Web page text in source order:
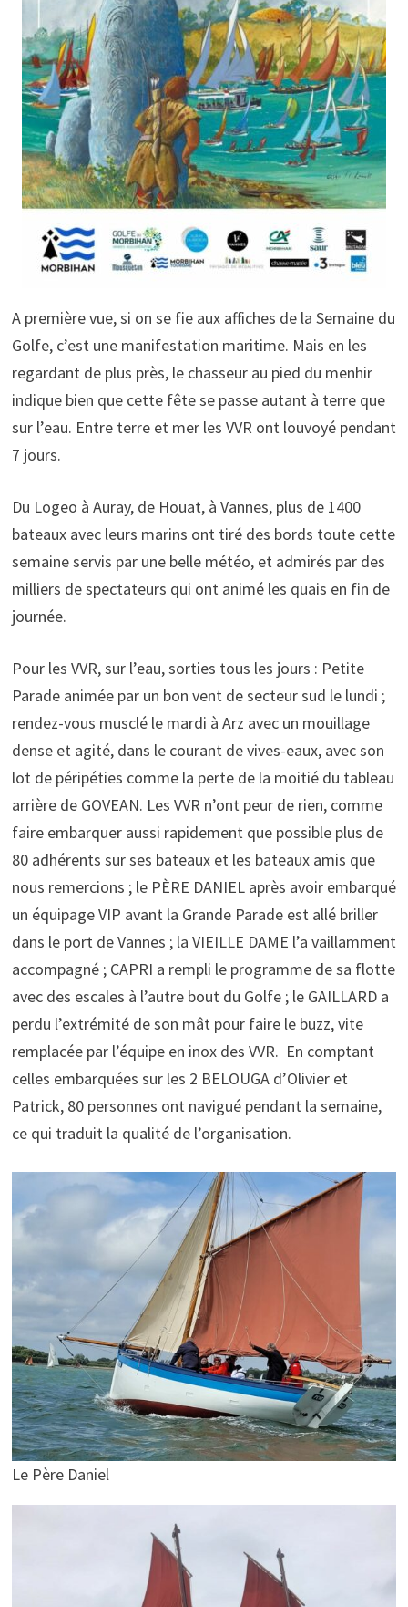
A première vue, si on se fie aux affiches de la Semaine du
Golfe, c’est une manifestation maritime. Mais en les
regardant de plus près, le chasseur au pied du menhir
indique bien que cette fête se passe autant à terre que
sur l’eau. Entre terre et mer les VVR ont louvoyé pendant
7 jours.
Du Logeo à Auray, de Houat, à Vannes, plus de 1400
bateaux avec leurs marins ont tiré des bords toute cette
semaine servis par une belle météo, et admirés par des
milliers de spectateurs qui ont animé les quais en fin de
journée.
Pour les VVR, sur l’eau, sorties tous les jours : Petite
Parade animée par un bon vent de secteur sud le lundi ;
rendez-vous musclé le mardi à Arz avec un mouillage
dense et agité, dans le courant de vives-eaux, avec son
lot de péripéties comme la perte de la moitié du tableau
arrière de GOVEAN. Les VVR n’ont peur de rien, comme
faire embarquer aussi rapidement que possible plus de
80 adhérents sur ses bateaux et les bateaux amis que
nous remercions ; le PÈRE DANIEL après avoir embarqué
un équipage VIP avant la Grande Parade est allé briller
dans le port de Vannes ; la VIEILLE DAME l’a vaillamment
accompagné ; CAPRI a rempli le programme de sa flotte
avec des escales à l’autre bout du Golfe ; le GAILLARD a
perdu l’extrémité de son mât pour faire le buzz, vite
remplacée par l’équipe en inox des VVR. En comptant
celles embarquées sur les 2 BELOUGA d’Olivier et
Patrick, 80 personnes ont navigué pendant la semaine,
ce qui traduit la qualité de l’organisation.
Le Père Daniel